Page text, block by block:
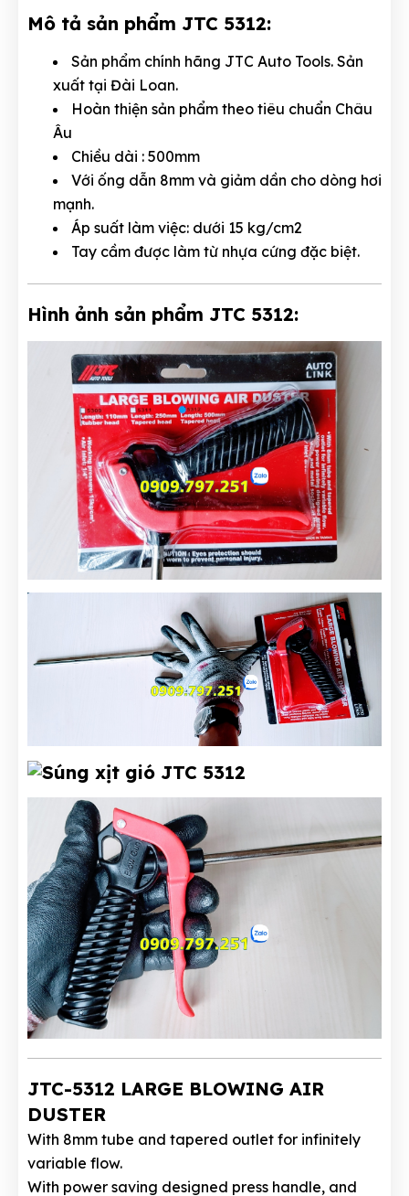
Mô tả sản phẩm JTC 5312:
Sản phẩm chính hãng JTC Auto Tools. Sản
xuất tại Đài Loan.
Hoàn thiện sản phẩm theo tiêu chuẩn Châu
Âu
Chiều dài : 500mm
Với ống dẫn 8mm và giảm dần cho dòng hơi
mạnh.
Áp suất làm việc: dưới 15 kg/cm2
Tay cầm được làm từ nhựa cứng đặc biệt.
Hình ảnh sản phẩm JTC 5312:
JTC-5312 LARGE BLOWING AIR
DUSTER
With 8mm tube and tapered outlet for infinitely
variable flow.
With power saving designed press handle, and